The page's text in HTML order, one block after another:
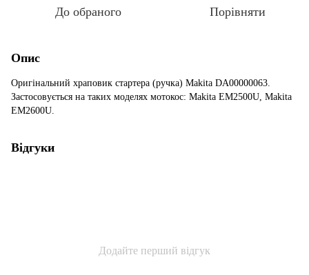
До обраного Порівняти
Опис
Оригінальний храповик стартера (ручка) Makita DA00000063.
Застосовується на таких моделях мотокос: Makita EM2500U, Makita
EM2600U.
Відгуки
Додайте перший відгук